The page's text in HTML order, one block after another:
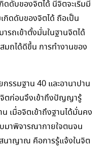
ดับของจิตได้ นี่จิตจะเริ่มมี
กิดดับของจิตได้ ถือเป็น
ถเข้าตั้งมั่นในฐานจิตได้
มถได้ดีขึ้น การทำงานของ
รรมฐาน 40 และอานาปาน
จิตก่อนจึงเข้าถึงปัญญารู้
เมื่อจิตเข้าถึงฐานได้มั่นคง
มาพิจารณากายใจตนจน
นาญาณ คือการรู้แจ้งในจิต